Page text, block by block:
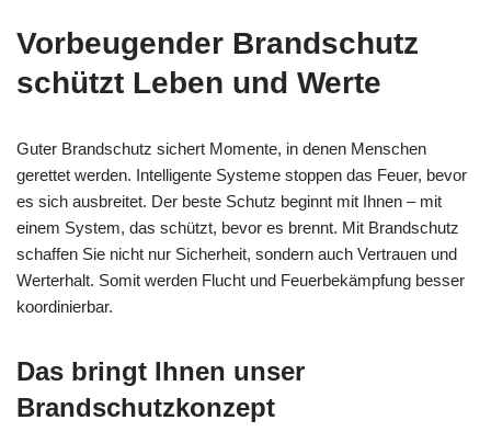
Vorbeugender Brandschutz
schützt Leben und Werte
Guter Brandschutz sichert Momente, in denen Menschen
gerettet werden. Intelligente Systeme stoppen das Feuer, bevor
es sich ausbreitet. Der beste Schutz beginnt mit Ihnen – mit
einem System, das schützt, bevor es brennt. Mit Brandschutz
schaffen Sie nicht nur Sicherheit, sondern auch Vertrauen und
Werterhalt. Somit werden Flucht und Feuerbekämpfung besser
koordinierbar.
Das bringt Ihnen unser
Brandschutzkonzept